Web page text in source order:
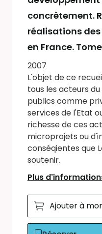
concrètement.
réalisations
en France. Tome
2007
L'objet de ce
tous les acteurs
publics comme
services de l'Etat
richesse de ces
microprojets ou
conséqientes que
soutenir.
Plus
Ajouter à